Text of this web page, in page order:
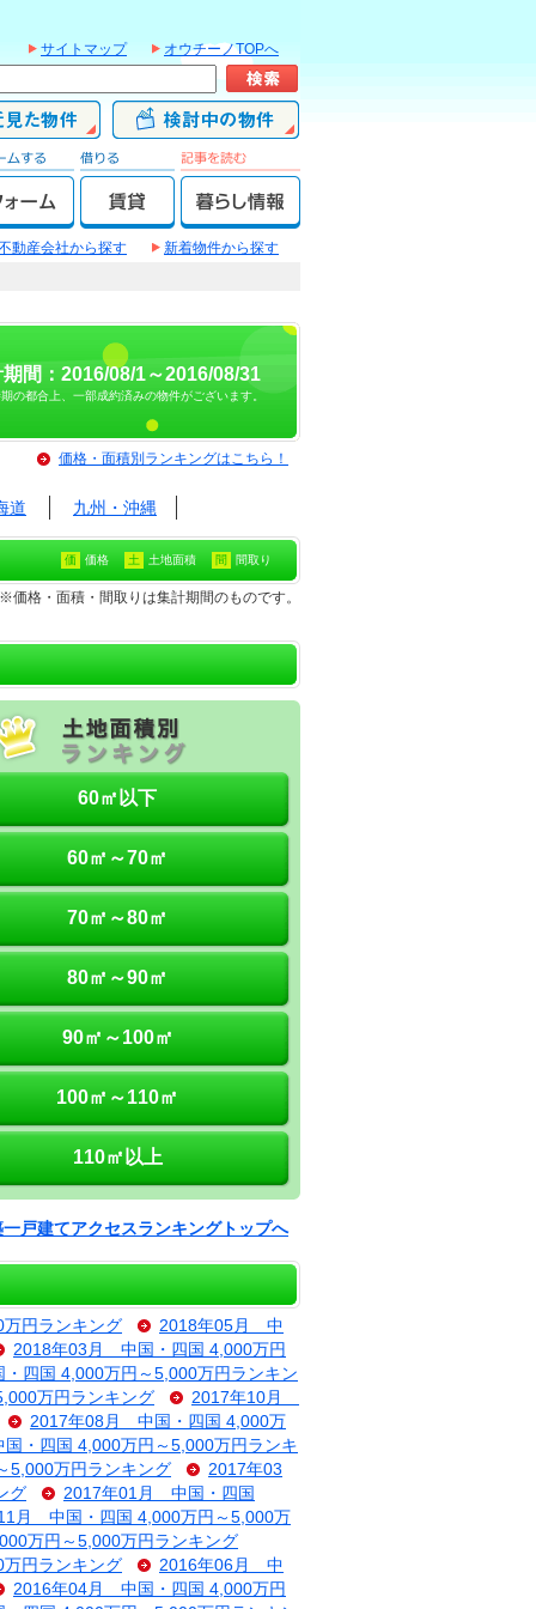
サイトマップ オウチーノTOPへ
動産会社から探す 新着物件から探す
間：2016/08/1～2016/08/31
の都合上、一部成約済みの物件がございます。
価格・面積別ランキングはこちら！
道 九州・沖縄
価 価格 土 土地面積 間 間取り
格・面積・間取りは集計期間のものです。
60㎡以下
60㎡～70㎡
70㎡～80㎡
80㎡～90㎡
90㎡～100㎡
100㎡～110㎡
110㎡以上
一戸建てアクセスランキングトップへ
円ランキング
2018年05月 中
2018年03月 中国・四国 4,000万円
四国 4,000万円～5,000万円ランキン
万円ランキング
2017年10月
2017年08月 中国・四国 4,000万
・四国 4,000万円～5,000万円ランキ
万円ランキング
2017年03
グ
2017年01月 中国・四国
月 中国・四国 4,000万円～5,000万
万円～5,000万円ランキング
円ランキング
2016年06月 中
2016年04月 中国・四国 4,000万円